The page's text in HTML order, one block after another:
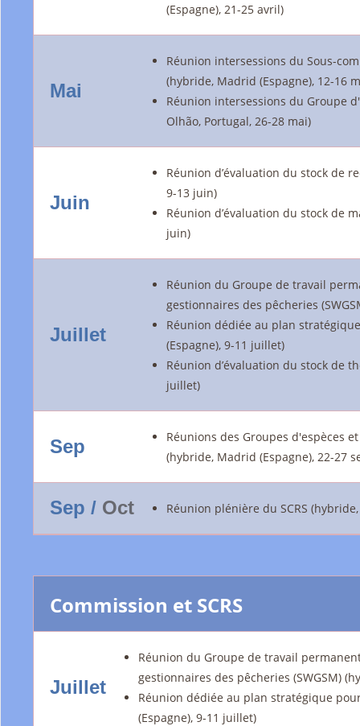
(Espagne), 21-25 avril)
Mai
Réunion intersessions du Sous-
(hybride, Madrid (Espagne), 12-16
Réunion intersessions du Groupe
Olhão, Portugal, 26-28 mai)
Juin
Réunion d’évaluation du stock de
9-13 juin)
Réunion d’évaluation du stock de
juin)
Juillet
Réunion du Groupe de travail
gestionnaires des pêcheries
Réunion dédiée au plan
(Espagne), 9-11 juillet)
Réunion d’évaluation du stock de
juillet)
Sep
Réunions des Groupes d'espèces
(hybride, Madrid (Espagne), 22-27
Sep / Oct Réunion plénière du SCRS
Commission et SCRS
Juillet
Réunion du Groupe de travail
gestionnaires des pêcheries (SWGSM)
Réunion dédiée au plan stratégique
(Espagne), 9-11 juillet)